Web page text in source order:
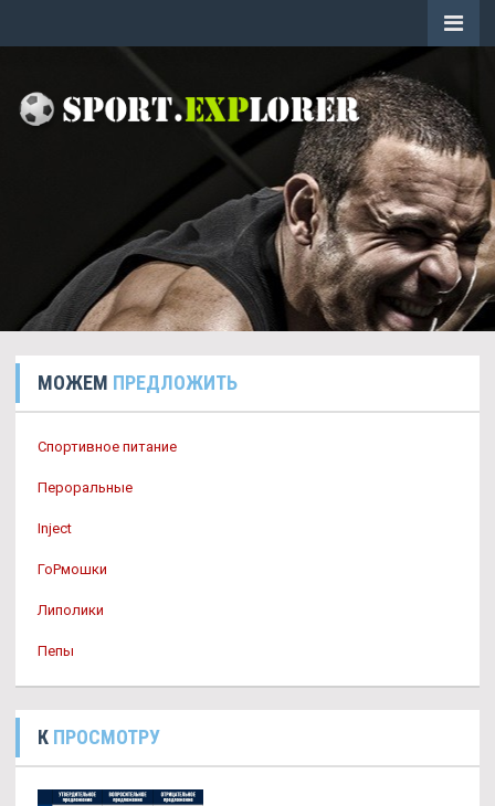
МОЖЕМ ПРЕДЛОЖИТЬ
Спортивное питание
Пероральные
Inject
ГоРмошки
Липолики
Пепы
К ПРОСМОТРУ